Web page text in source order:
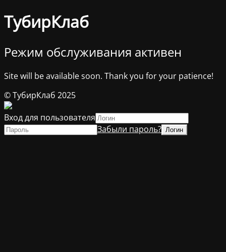
ТубирКлаб
Режим обслуживания активен
Site will be available soon. Thank you for your patience!
© ТубирКлаб 2025
Вход для пользователя
Забыли пароль?